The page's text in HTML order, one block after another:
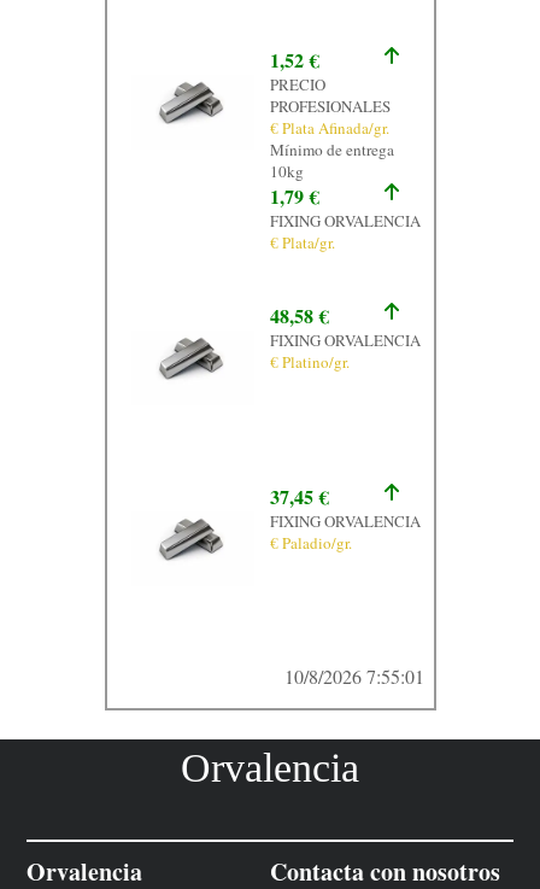
1,52 €
PRECIO
PROFESIONALES
€ Plata Afinada/gr.
Mínimo de entrega
10kg
1,79 €
FIXING ORVALENCIA
€ Plata/gr.
48,58 €
FIXING ORVALENCIA
€ Platino/gr.
37,45 €
FIXING ORVALENCIA
€ Paladio/gr.
10/8/2026 7:55:01
Orvalencia
Orvalencia Contacta con nosotros